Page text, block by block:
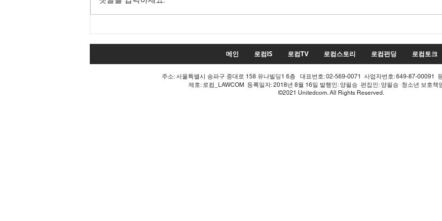
공 불꽃!
적 쇄신으론 어림없다!
수
메인 로컴IS 로컴TV 로컴스토리 로컴펀딩 로컴토크
주소: 서울특별시 송파구 중대로 158 유나빌딩1 6층 대표번호: 02-569-0071 사업자번호: 649-87-00091
제호: 로컴_LAWCOM 등록일자: 2018년 8월 16일 발행인: 양필승 편집인: 양필승 청소년 보호
©2021 Unitedcom. All Rights Reserved.